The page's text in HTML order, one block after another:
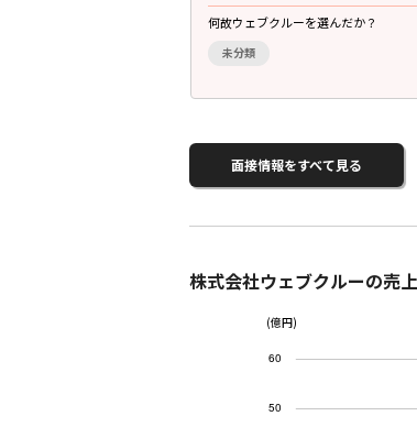
何故ウェブクルーを選んだか？
未分類
面接情報をすべて見る
株式会社ウェブクルーの売
(億円)